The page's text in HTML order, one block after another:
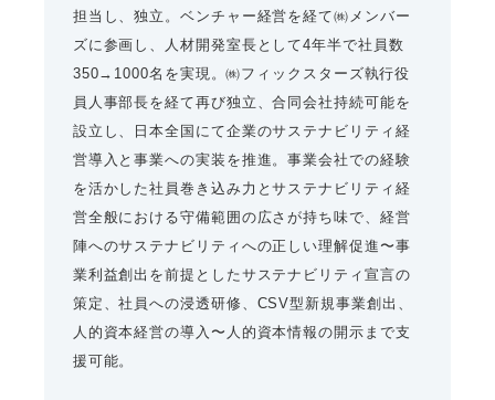
担当し、独立。ベンチャー経営を経て㈱メンバー
ズに参画し、人材開発室長として4年半で社員数
350→1000名を実現。㈱フィックスターズ執行役
員人事部長を経て再び独立、合同会社持続可能を
設立し、日本全国にて企業のサステナビリティ経
営導入と事業への実装を推進。事業会社での経験
を活かした社員巻き込み力とサステナビリティ経
営全般における守備範囲の広さが持ち味で、経営
陣へのサステナビリティへの正しい理解促進〜事
業利益創出を前提としたサステナビリティ宣言の
策定、社員への浸透研修、CSV型新規事業創出、
人的資本経営の導入〜人的資本情報の開示まで支
援可能。